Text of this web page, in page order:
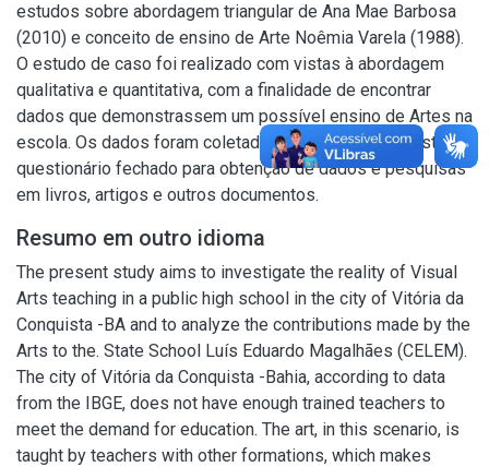
estudos sobre abordagem triangular de Ana Mae Barbosa
(2010) e conceito de ensino de Arte Noêmia Varela (1988).
O estudo de caso foi realizado com vistas à abordagem
qualitativa e quantitativa, com a finalidade de encontrar
dados que demonstrassem um possível ensino de Artes na
escola. Os dados foram coletados através de entrevistas e
questionário fechado para obtenção de dados e pesquisas
em livros, artigos e outros documentos.
Resumo em outro idioma
The present study aims to investigate the reality of Visual
Arts teaching in a public high school in the city of Vitória da
Conquista -BA and to analyze the contributions made by the
Arts to the. State School Luís Eduardo Magalhães (CELEM).
The city of Vitória da Conquista -Bahia, according to data
from the IBGE, does not have enough trained teachers to
meet the demand for education. The art, in this scenario, is
taught by teachers with other formations, which makes